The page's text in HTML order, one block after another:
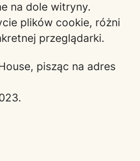
na dole witryny.
plików cookie, różni
przeglądarki.
pisząc na adres